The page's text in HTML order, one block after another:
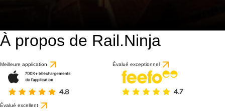
À propos de Rail.Ninja
Meilleure application Évalué exceptionnel
Évalué excellent
9.2 / 10
basé sur 64 avis